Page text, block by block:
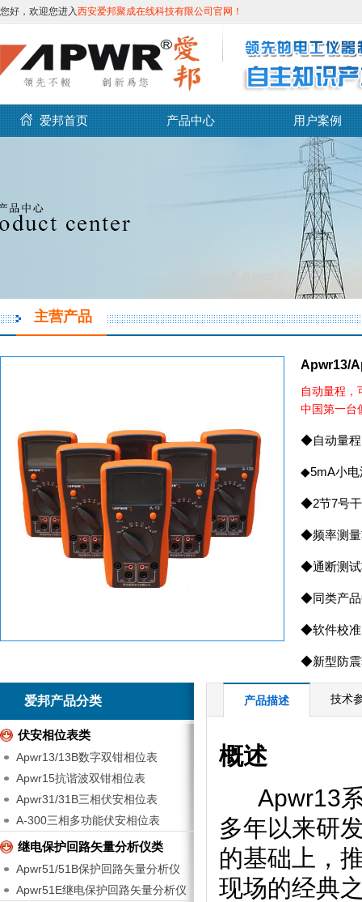
您好，欢迎您进入西安爱邦聚成在线科技有限公司官网！
爱邦首页 产品中心 用户案例
主营产品
Apwr13/
自动量程，
中国第一台
◆自动量程
◆5mA小电
◆2节7号干
◆频率测量
◆通断测试
◆同类产品
◆软件校准
◆新型防震
销售工程师 张晓云
029--89521779
029--89193974
400-7700878
销售工程师 王彦
029--89521779
400-7700878
爱邦产品分类
伏安相位表类
Apwr13/13B数字双钳相位表
Apwr15抗谐波双钳相位表
Apwr31/31B三相伏安相位表
A-300三相多功能伏安相位表
继电保护回路矢量分析仪类
Apwr51/51B保护回路矢量分析仪
Apwr51E继电保护回路矢量分析仪
产品描述 技术
概述
Apwr13系
多年以来研
的基础上，
现场的经典